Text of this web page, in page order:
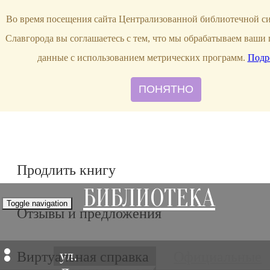
bibl-serv@mail.ru
Продлить книгу
Отзывы и предложения
Виртуальная справка
ул.
Toggle navigation БИБЛИОТЕКА
Во время посещения сайта Централизованной библиотечной
Славгорода вы соглашаетесь с тем, что мы обрабатываем ваши
данные с использованием метрических программ.
ПОНЯТНО